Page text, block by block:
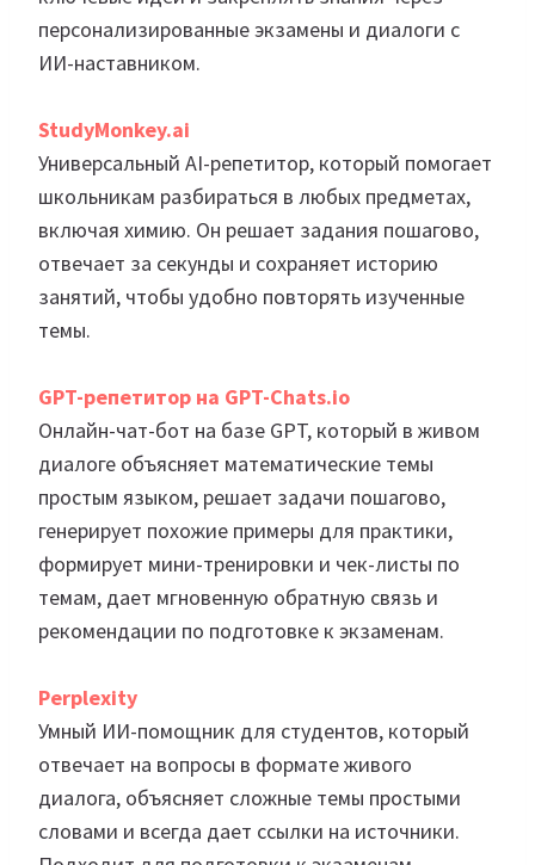
персонализированные экзамены и диалоги с
ИИ-наставником.
StudyMonkey.ai
Универсальный AI-репетитор, который помогает
школьникам разбираться в любых предметах,
включая химию. Он решает задания пошагово,
отвечает за секунды и сохраняет историю
занятий, чтобы удобно повторять изученные
темы.
GPT-репетитор на GPT-Chats.io
Онлайн-чат-бот на базе GPT, который в живом
диалоге объясняет математические темы
простым языком, решает задачи пошагово,
генерирует похожие примеры для практики,
формирует мини-тренировки и чек-листы по
темам, дает мгновенную обратную связь и
рекомендации по подготовке к экзаменам.
Perplexity
Умный ИИ-помощник для студентов, который
отвечает на вопросы в формате живого
диалога, объясняет сложные темы простыми
словами и всегда дает ссылки на источники.